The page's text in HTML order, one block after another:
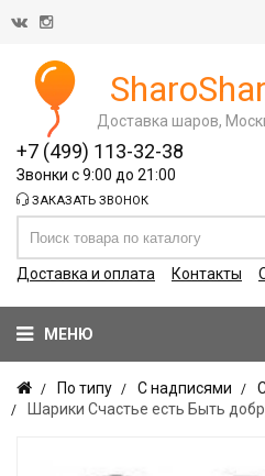
SharoShar
Доставка шаров,
+7 (499) 113-32-38
Звонки с 9:00 до 21:00
ЗАКАЗАТЬ ЗВОНОК
Доставка и оплата Контакты
МЕНЮ
По типу С надписями
Шарики Счастье есть Быть